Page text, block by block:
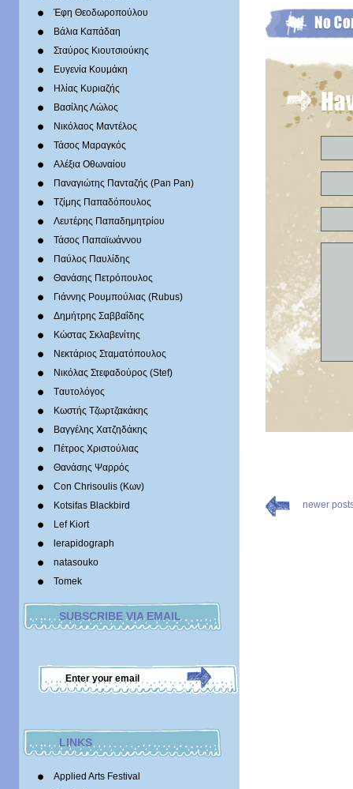
Έφη Θεοδωροπούλου
Βάλια Καπάδαη
Σταύρος Κιουτσιούκης
Ευγενία Κουμάκη
Ηλίας Κυριαζής
Βασίλης Λώλος
Νικόλαος Μαντέλος
Τάσος Μαραγκός
Αλέξια Οθωναίου
Παναγιώτης Πανταζής (Pan Pan)
Τζίμης Παπαδόπουλος
Λευτέρης Παπαδημητρίου
Τάσος Παπαϊωάννου
Παύλος Παυλίδης
Θανάσης Πετρόπουλος
Γιάννης Ρουμπούλιας (Rubus)
Δημήτρης Σαββαΐδης
Κώστας Σκλαβενίτης
Νεκτάριος Σταματόπουλος
Νικόλας Στεφαδούρος (Stef)
Tαυτολόγος
Κωστής Τζωρτζακάκης
Βαγγέλης Χατζηδάκης
Πέτρος Χριστούλιας
Θανάσης Ψαρρός
Con Chrisoulis (Κων)
Kotsifas Blackbird
Lef Kiort
lerapidograph
natasouko
Tomek
SUBSCRIBE VIA EMAIL
LINKS
Applied Arts Festival
newer